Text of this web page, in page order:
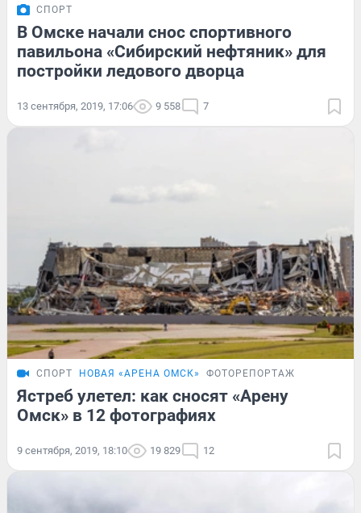
СПОРТ
В Омске начали снос спортивного
павильона «Сибирский нефтяник» для
постройки ледового дворца
13 сентября, 2019, 17:06 9 558 7
СПОРТ НОВАЯ «АРЕНА ОМСК» ФОТОРЕПОРТАЖ
Ястреб улетел: как сносят «Арену
Омск» в 12 фотографиях
9 сентября, 2019, 18:10 19 829 12